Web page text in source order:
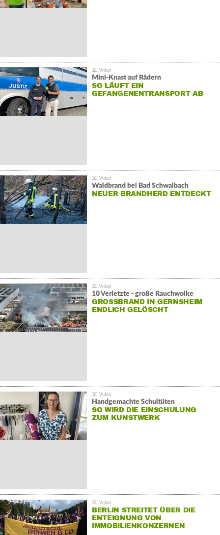
Mini-Knast auf Rädern
SO LÄUFT EIN
GEFANGENENTRANSPORT AB
Waldbrand bei Bad Schwalbach
NEUER BRANDHERD ENTDECKT
10 Verletzte - große Rauchwolke
GROSSBRAND IN GERNSHEIM E
NDLICH GELÖSCHT
Handgemachte Schultüten
SO WIRD DIE EINSCHULUNG
ZUM KUNSTWERK
BERLIN STREITET ÜBER DIE
ENTEIGNUNG VON
IMMOBILIENKONZERNEN